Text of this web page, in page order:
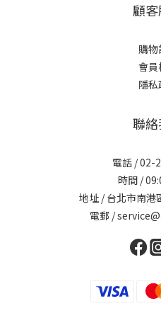
顧
購物
會員
隱
聯
電話 / 02-
時間 /
地址 / 台北市南港
電郵 /